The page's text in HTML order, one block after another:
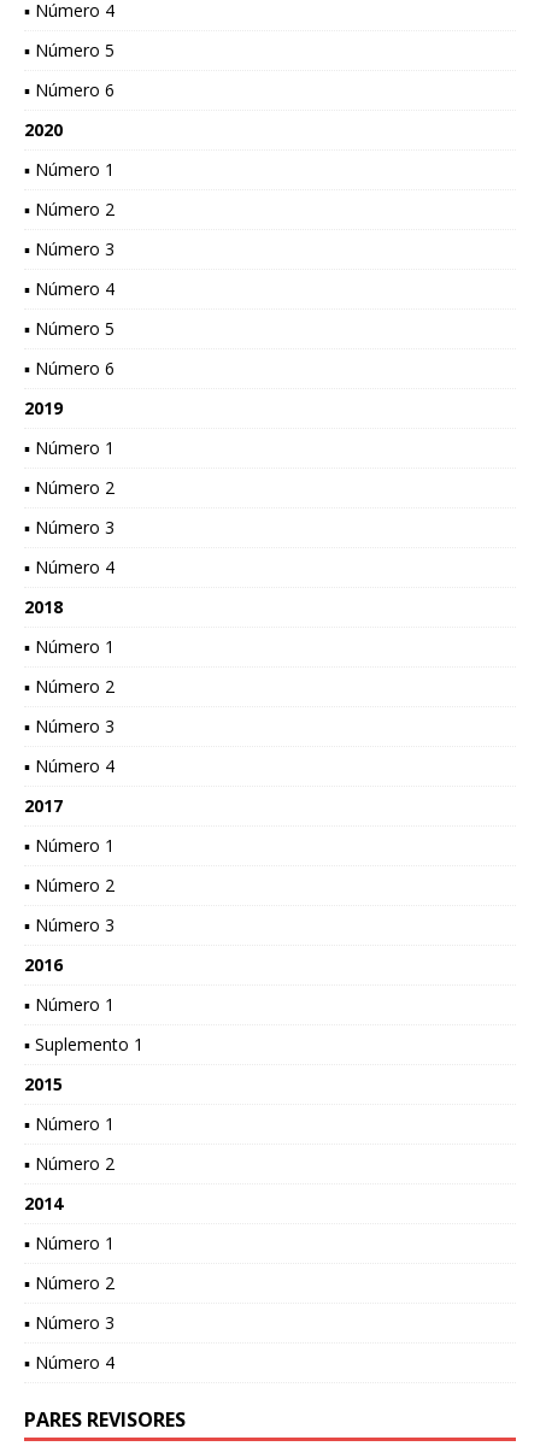
▪ Número 4
▪ Número 5
▪ Número 6
2020
▪ Número 1
▪ Número 2
▪ Número 3
▪ Número 4
▪ Número 5
▪ Número 6
2019
▪ Número 1
▪ Número 2
▪ Número 3
▪ Número 4
2018
▪ Número 1
▪ Número 2
▪ Número 3
▪ Número 4
2017
▪ Número 1
▪ Número 2
▪ Número 3
2016
▪ Número 1
▪ Suplemento 1
2015
▪ Número 1
▪ Número 2
2014
▪ Número 1
▪ Número 2
▪ Número 3
▪ Número 4
PARES REVISORES